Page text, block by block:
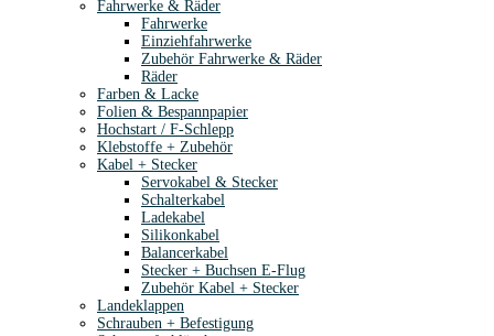
Fahrwerke & Räder
Fahrwerke
Einziehfahrwerke
Zubehör Fahrwerke & Räder
Räder
Farben & Lacke
Folien & Bespannpapier
Hochstart / F-Schlepp
Klebstoffe + Zubehör
Kabel + Stecker
Servokabel & Stecker
Schalterkabel
Ladekabel
Silikonkabel
Balancerkabel
Stecker + Buchsen E-Flug
Zubehör Kabel + Stecker
Landeklappen
Schrauben + Befestigung